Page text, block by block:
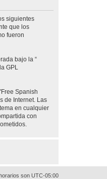
siguientes
que los
fueron
bajo la “
GPL
Spanish
de Internet. Las
en cualquier
con
son UTC-05:00